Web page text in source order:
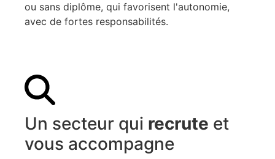
ou sans diplôme, qui favorisent l'autonomie,
avec de fortes responsabilités.
Un secteur qui recrute et
vous accompagne